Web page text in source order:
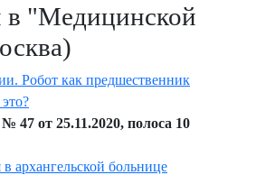
в "Медицинской
Робот как предшественник
47 от 25.11.2020, полоса 10
архангельской больнице